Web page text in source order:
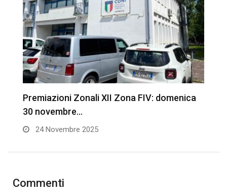
Premiazioni Zonali XII Zona FIV: domenica
30 novembre…
24 Novembre 2025
Commenti